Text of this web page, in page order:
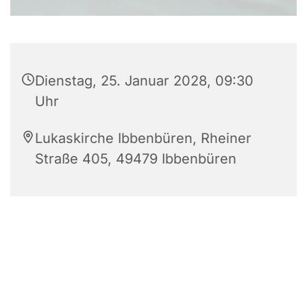
Dienstag, 25. Januar 2028, 09:30
Uhr
Lukaskirche Ibbenbüren, Rheiner
Straße 405, 49479 Ibbenbüren